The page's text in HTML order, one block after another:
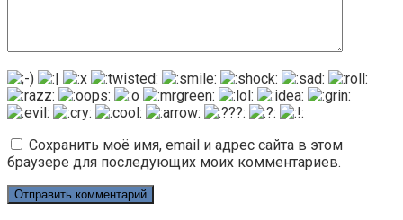
Сохранить моё имя, email и адрес сайта в этом
браузере для последующих моих комментариев.